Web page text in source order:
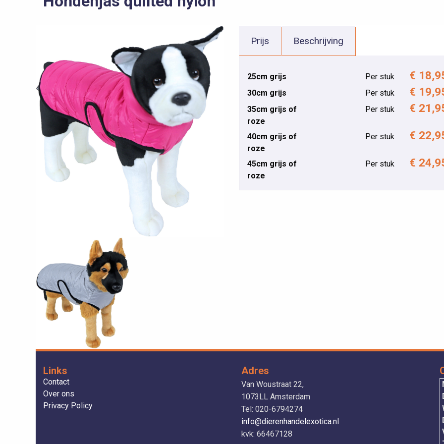
Prijs Beschrijving
25cm grijs Per stuk €
30cm grijs Per stuk €
35cm grijs of
roze
Per stuk €
40cm grijs of
roze
Per stuk €
45cm grijs of
roze
Per stuk €
Links
Contact
Over ons
Privacy Policy
Adres
Van Woustraat 22,
1073LL Amsterdam
Tel: 020-6794274
info@dierenhandelexotica.nl
kvk: 66467128